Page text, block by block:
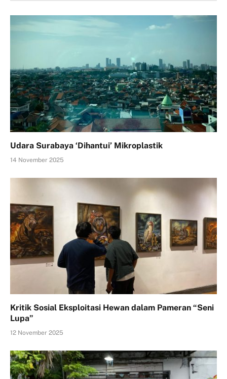
Udara Surabaya ‘Dihantui’ Mikroplastik
14 November 2025
Kritik Sosial Eksploitasi Hewan dalam Pameran “Seni
Lupa”
12 November 2025